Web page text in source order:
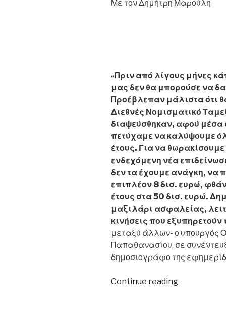
Με τον Δημήτρη Μαρούλη
«Πριν από λίγους μήνες
μας δεν θα μπορούσε να
Προέβλεπαν μάλιστα ότι
Διεθνές Νομισματικό
διαψεύσθηκαν, αφού μέσα
πετύχαμε να καλύψουμε
έτους. Για να
ενδεχόμενη νέα
δεν τα έχουμε ανάγκη, να
επιπλέον 8 δισ. ευρώ,
έτους στα 50 δισ. ευρώ.
μαξιλάρι ασφαλείας,
κινήσεις που
μεταξύ άλλων- ο υπουργός
Παπαθανασίου, σε
δημοσιογράφο της
Continue reading“05.05.2009